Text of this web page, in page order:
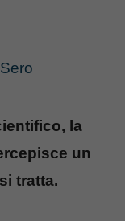
la
un
tratta.